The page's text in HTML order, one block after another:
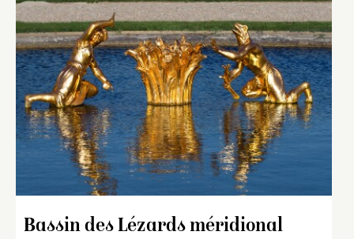
Bassin des Lézards méridional